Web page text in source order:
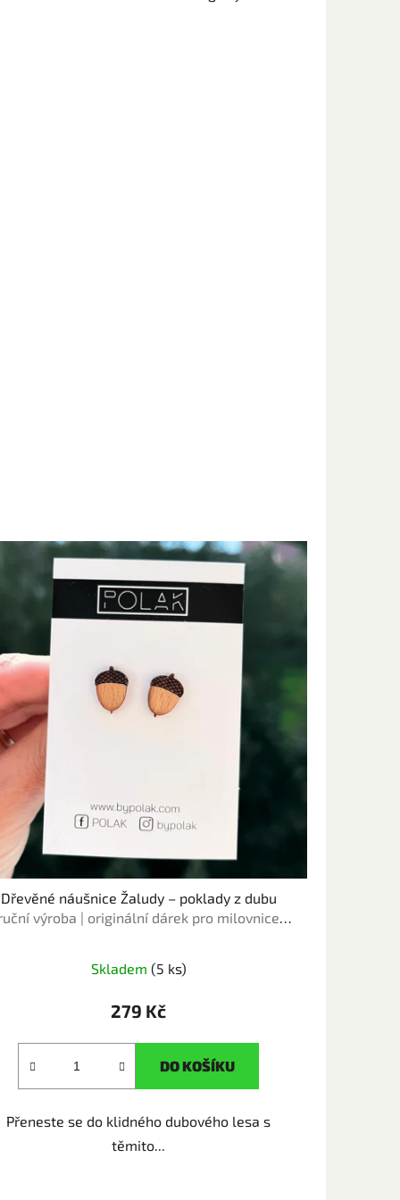
Dřevěné náušnice Žaludy – poklady z dubu
výroba | originální dárek pro milovnice
Skladem (5 ks)
279 Kč
DO KOŠÍKU
Přeneste se do klidného dubového lesa s
těmito...